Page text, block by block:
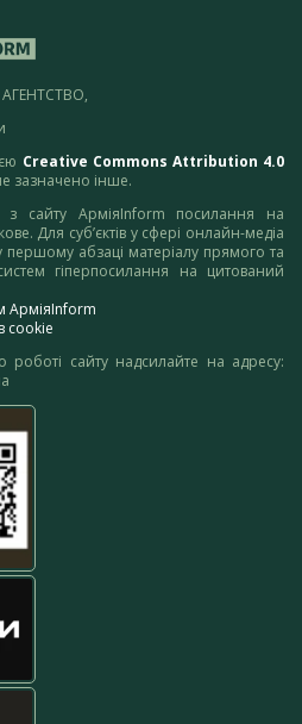
Creative Commons Attribution 4.0
зазначено інше.
з сайту АрміяInform посилання на
Для суб’єктів у сфері онлайн-медіа
абзаці матеріалу прямого та
гіперпосилання на цитований
АрміяInform
cookie
роботі сайту надсилайте на адресу: